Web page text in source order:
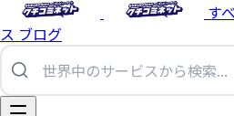
す
ス ブログ